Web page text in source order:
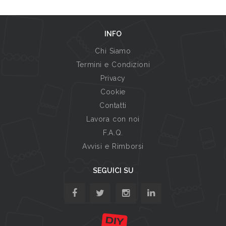
INFO
Chi Siamo
Termini e Condizioni
Privacy
Cookie
Contatti
Lavora con noi
F.A.Q.
Avvisi e Rimborsi
SEGUICI SU